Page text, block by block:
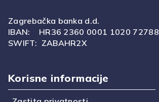
Zagrebačka banka d.d.
IBAN: HR36 2360 0001 1020 72788
SWIFT: ZABAHR2X
Korisne informacije